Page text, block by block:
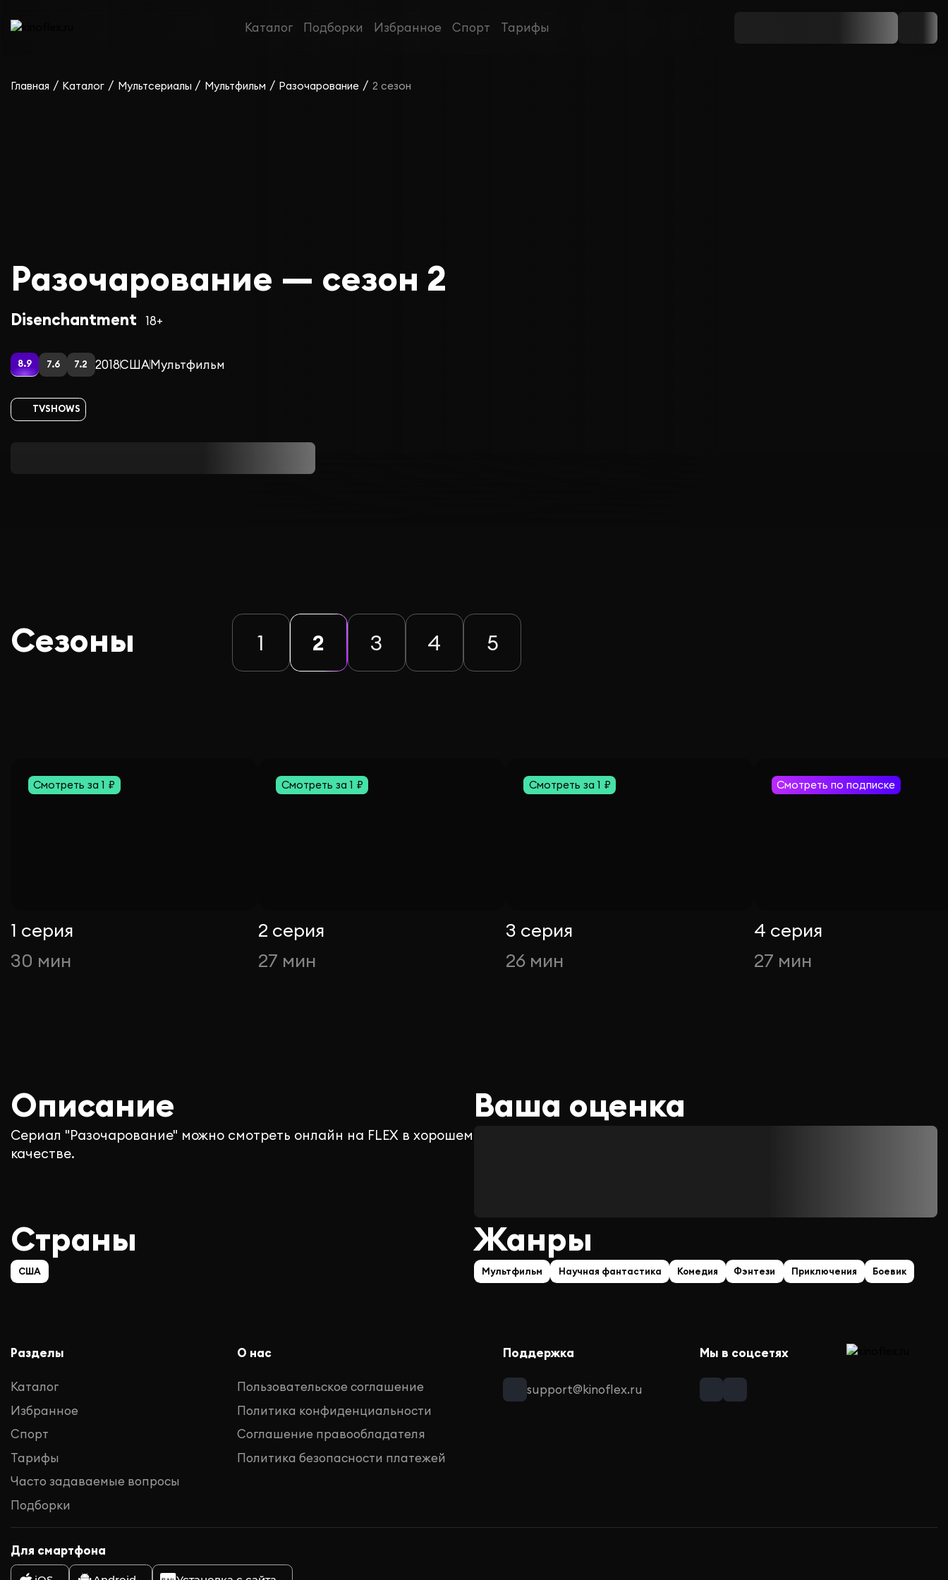
Каталог Подборки Избранное Спорт Тарифы
Главная / Каталог / Мультсериалы / Мультфильм / Разочарование / 2 сезон
Разочарование — сезон 2
Disenchantment 18+
8.9 7.6 7.2 2018СШАМультфильм
TVSHOWS
Сезоны 1 2 3 4 5
Смотреть за 1 ₽
1 серия
30 мин
Смотреть за 1 ₽
2 серия
27 мин
Смотреть за 1 ₽
3 серия
26 мин
Смотреть по подписке
4 серия
27 мин
Описание
Сериал "Разочарование" можно смотреть онлайн на FLEX в хорошем
качестве.
Ваша оценка
Страны
США
Жанры
Мультфильм Научная фантастика Комедия Фэнтези Приключения Боевик
Разделы
Каталог
Избранное
Спорт
Тарифы
Часто задаваемые вопросы
Подборки
О нас
Пользовательское соглашение
Политика конфиденциальности
Соглашение правообладателя
Политика безопасности платежей
Поддержка
support@kinoflex.ru
Мы в соцсетях
Для смартфона